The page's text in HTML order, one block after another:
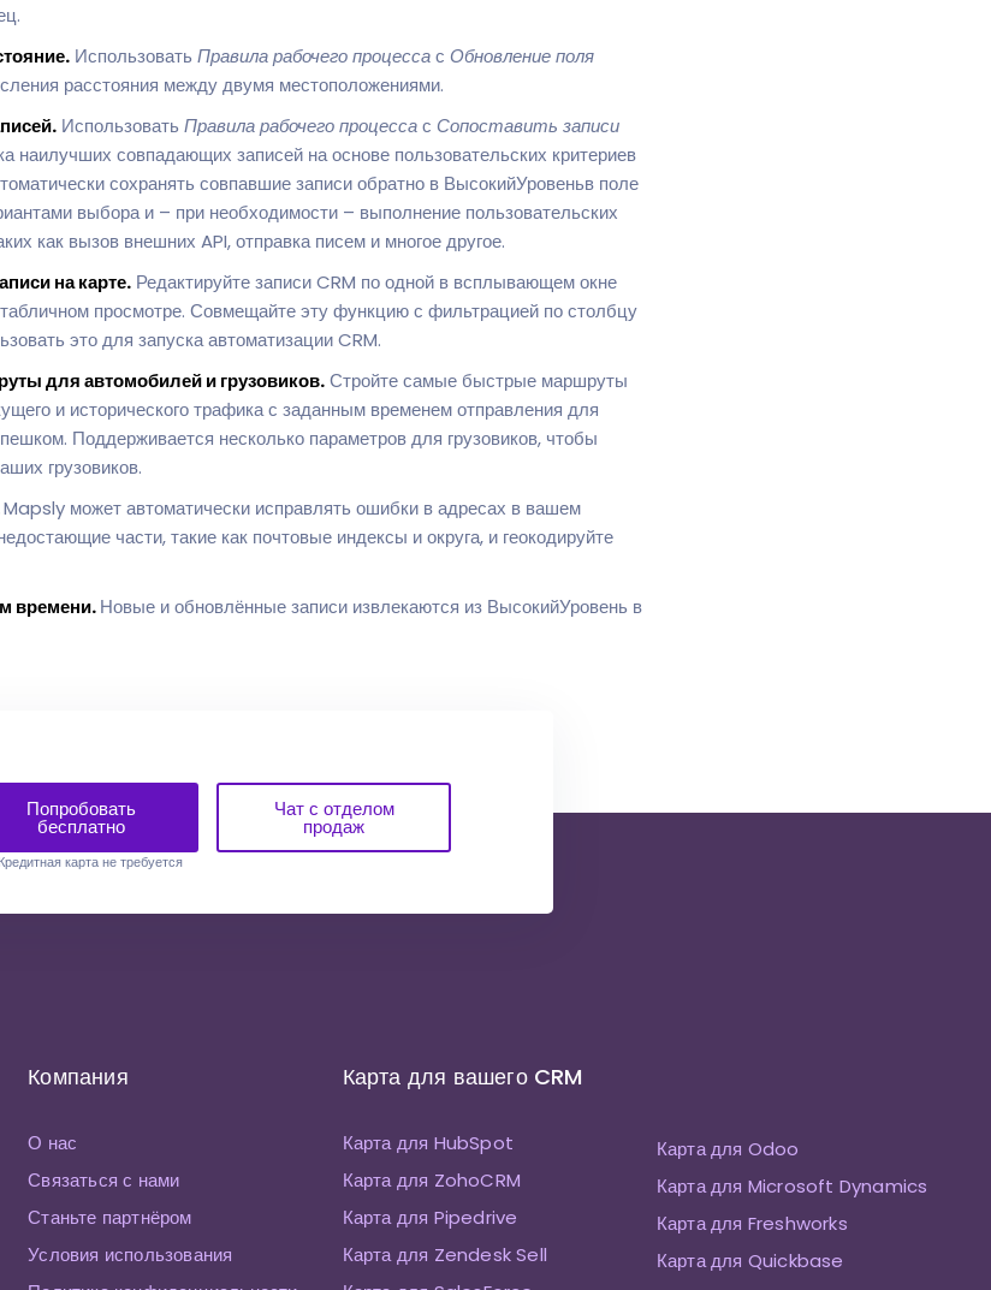
ИспользоватьПравила рабочего процессас Обновление поля
расстояния между двумя местоположениями.
ИспользоватьПравила рабочего процессас Сопоставить записи
наилучших совпадающих записей на основе пользовательских критериев
сохранять совпавшие записи обратно в ВысокийУровеньв поле
выбора и – при необходимости – выполнение пользовательских
как вызов внешних API, отправка писем и многое другое.
на карте.Редактируйте записи CRM по одной в всплывающем окне
просмотре. Совмещайте эту функцию с фильтрацией по столбцу
это для запуска автоматизации CRM.
для автомобилей и грузовиков.Стройте самые быстрые маршруты
и исторического трафика с заданным временем отправления для
Поддерживается несколько параметров для грузовиков, чтобы
грузовиков.
Mapsly может автоматически исправлять ошибки в адресах в вашем
части, такие как почтовые индексы и округа, и геокодируйте
времени.Новые и обновлённые записи извлекаются из ВысокийУровень в
Попробовать
бесплатно
Чат с отделом
продаж
Кредитная карта не требуется
Компания
О нас
Связаться с нами
Станьте партнёром
Условия использования
Карта для вашего CRM
Карта для HubSpot
Карта для ZohoCRM
Карта для Pipedrive
Карта для Zendesk Sell
Карта для Odoo
Карта для Microsoft Dynamics
Карта для Freshworks
Карта для Quickbase